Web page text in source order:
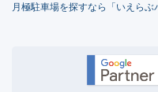
月極駐車場を探すなら「いえらぶ